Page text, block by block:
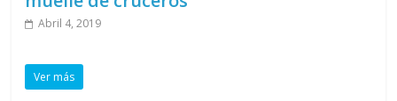
Abril 4, 2019
Ver más